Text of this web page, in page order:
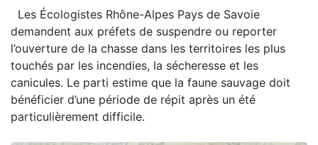
Les Écologistes Rhône-Alpes Pays de Savoie
demandent aux préfets de suspendre ou reporter
l’ouverture de la chasse dans les territoires les plus
touchés par les incendies, la sécheresse et les
canicules. Le parti estime que la faune sauvage doit
bénéficier d’une période de répit après un été
particulièrement difficile.